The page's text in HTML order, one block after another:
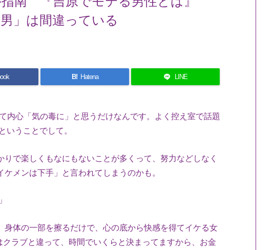
」は間違っている
B! Hatena LINE
内心「気の毒に」と思うだけなんです。よく控え室で話題
いうことでして。
で楽しくもなにもないことが多くって、努力などしなく
メンは下手」と言われてしまうのかも。
体の一部を擦るだけで、心の底から快感を得てイケる女
ラブと違って、時間でいくらと決まってますから、お金